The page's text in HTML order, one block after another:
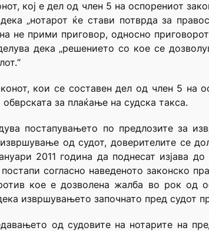
кој е дел од член 5 на оспорениот
„нотарот ќе стави потврда за
не прими приговор, односно
дека „решението со кое се
кои се составен дел од член 5 на
за плаќање на судска такса.
постапувањето по предлозите за
од судот, доверителите се
2011 година да поднесат изјава
согласно наведеното законско
кое е дозволена жалба во рок од
извршувањето започнато пред судот
од судовите на нотарите на